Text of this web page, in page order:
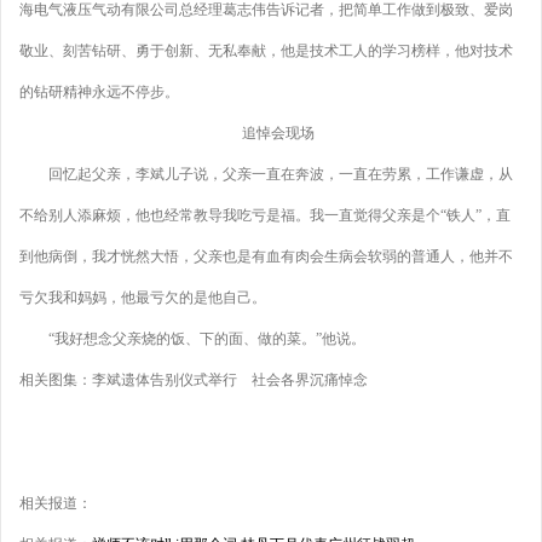
海电气液压气动有限公司总经理葛志伟告诉记者，把简单工作做到极致、爱岗
敬业、刻苦钻研、勇于创新、无私奉献，他是技术工人的学习榜样，他对技术
的钻研精神永远不停步。
追悼会现场
回忆起父亲，李斌儿子说，父亲一直在奔波，一直在劳累，工作谦虚，从
不给别人添麻烦，他也经常教导我吃亏是福。我一直觉得父亲是个“铁人”，直
到他病倒，我才恍然大悟，父亲也是有血有肉会生病会软弱的普通人，他并不
亏欠我和妈妈，他最亏欠的是他自己。
“我好想念父亲烧的饭、下的面、做的菜。”他说。
相关图集：李斌遗体告别仪式举行 社会各界沉痛悼念
相关报道：